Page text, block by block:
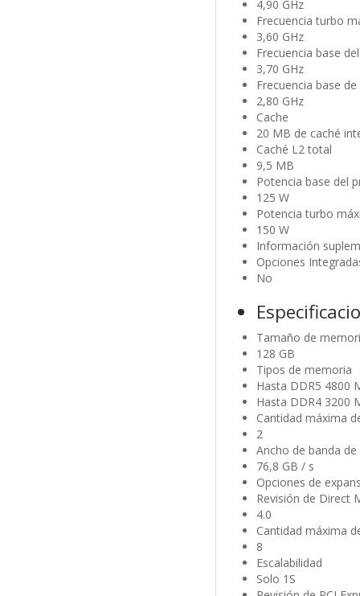
4,90 GHz
Frecuencia turbo
3,60 GHz
Frecuencia base
3,70 GHz
Frecuencia base
2,80 GHz
Cache
20 MB de caché
Caché L2 total
9,5 MB
Potencia base del
125 W
Potencia turbo
150 W
Información
Opciones
No
Tamaño de
128 GB
Tipos de memoria
Hasta DDR5 4800
Hasta DDR4 3200
Cantidad máxima
2
Ancho de banda
76,8 GB / s
Opciones de
Revisión de Direct
4.0
Cantidad máxima
8
Escalabilidad
Solo 1S